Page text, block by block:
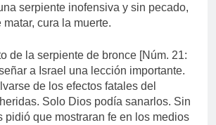
serpiente inofensiva y sin pecado,
cura la muerte.
de la serpiente de bronce [Núm. 21:
a Israel una lección importante.
de los efectos fatales del
Solo Dios podía sanarlos. Sin
pidió que mostraran fe en los medios